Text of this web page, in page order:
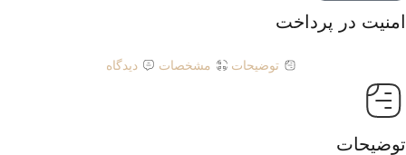
امنیت در پرداخت
توضیحات مشخصات دیدگاه
توضیحات